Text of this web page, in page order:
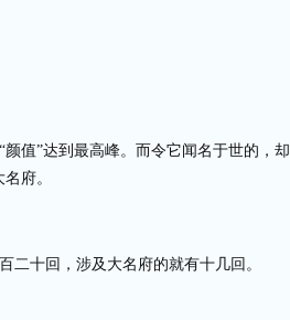
颜值”达到最高峰。而令它闻名于世的，
府。
二十回，涉及大名府的就有十几回。